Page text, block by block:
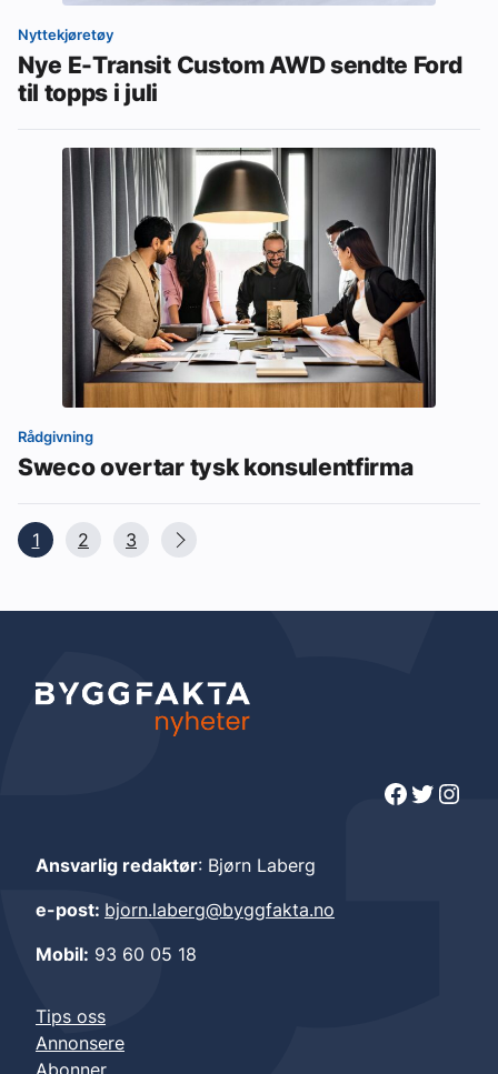
Nyttekjøretøy
Nye E-Transit Custom AWD sendte Ford
til topps i juli
Rådgivning
Sweco overtar tysk konsulentfirma
1 2 3
Facebook Twitter Instagram
Ansvarlig redaktør: Bjørn Laberg
e-post: bjorn.laberg@byggfakta.no
Mobil: 93 60 05 18
Tips oss
Annonsere